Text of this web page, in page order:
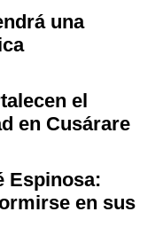
una
el
en Cusárare
Espinosa:
en sus